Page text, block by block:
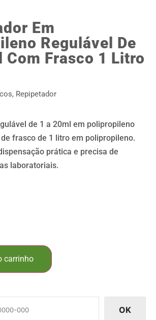
Em
Regulável De
Com Frasco 1 Litro
, Repipetador
de 1 a 20ml em polipropileno
frasco de 1 litro em polipropileno.
prática e precisa de
laboratoriais.
carrinho
OK